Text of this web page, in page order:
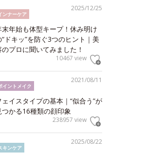
2025/12/25
ンナーケア
末年始も体型キープ！休み明け
“ドキッ”を防ぐ3つのヒント｜美
のプロに聞いてみました！
10467 view
2021/08/11
イントメイク
ェイスタイプの基本｜“似合う”が
つかる16種類の顔印象
238957 view
2025/08/22
キンケア